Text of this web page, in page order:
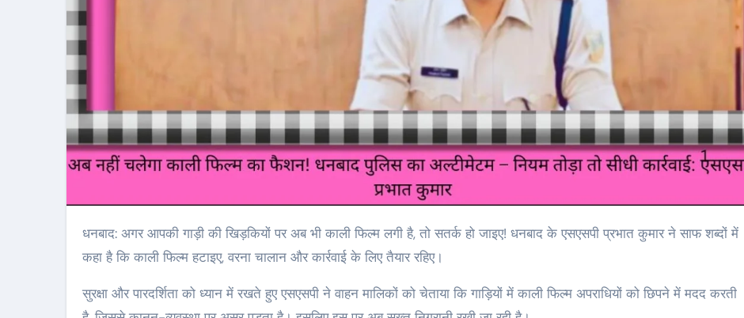
धनबाद: अगर आपकी गाड़ी की खिड़कियों पर अब भी काली फिल्म लगी है, तो सतर्क हो जाइए! धनबाद के एसएसपी प्रभात कुमार ने साफ शब्दों में
कहा है कि काली फिल्म हटाइए, वरना चालान और कार्रवाई के लिए तैयार रहिए।
सुरक्षा और पारदर्शिता को ध्यान में रखते हुए एसएसपी ने वाहन मालिकों को चेताया कि गाड़ियों में काली फिल्म अपराधियों को छिपने में मदद करती